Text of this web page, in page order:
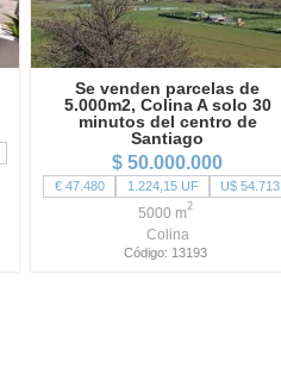
Se venden parcelas de
5.000m2, Colina A solo 30
minutos del centro de
Santiago
$ 50.000.000
€ 47.480 1.224,15 UF U$ 54.713
5000 m2
Colina
Código: 13193